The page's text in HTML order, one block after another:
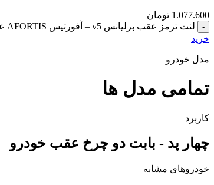
1.077.600 تومان
لنت ترمز عقب برلیانس v5 – آفورتیس AFORTIS عدد
خرید
مدل خودرو
تمامی مدل ها
کاربرد
چهار پد - بابت دو چرخ عقب خودرو
خودروهای مشابه